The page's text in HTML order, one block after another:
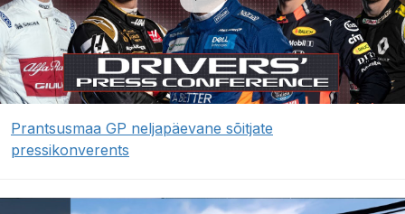
Prantsusmaa GP neljapäevane sõitjate
pressikonverents